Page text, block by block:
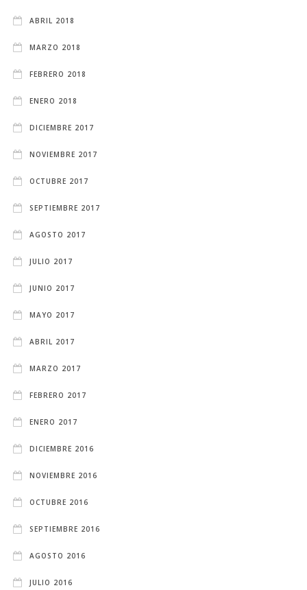
ABRIL 2018
MARZO 2018
FEBRERO 2018
ENERO 2018
DICIEMBRE 2017
NOVIEMBRE 2017
OCTUBRE 2017
SEPTIEMBRE 2017
AGOSTO 2017
JULIO 2017
JUNIO 2017
MAYO 2017
ABRIL 2017
MARZO 2017
FEBRERO 2017
ENERO 2017
DICIEMBRE 2016
NOVIEMBRE 2016
OCTUBRE 2016
SEPTIEMBRE 2016
AGOSTO 2016
JULIO 2016